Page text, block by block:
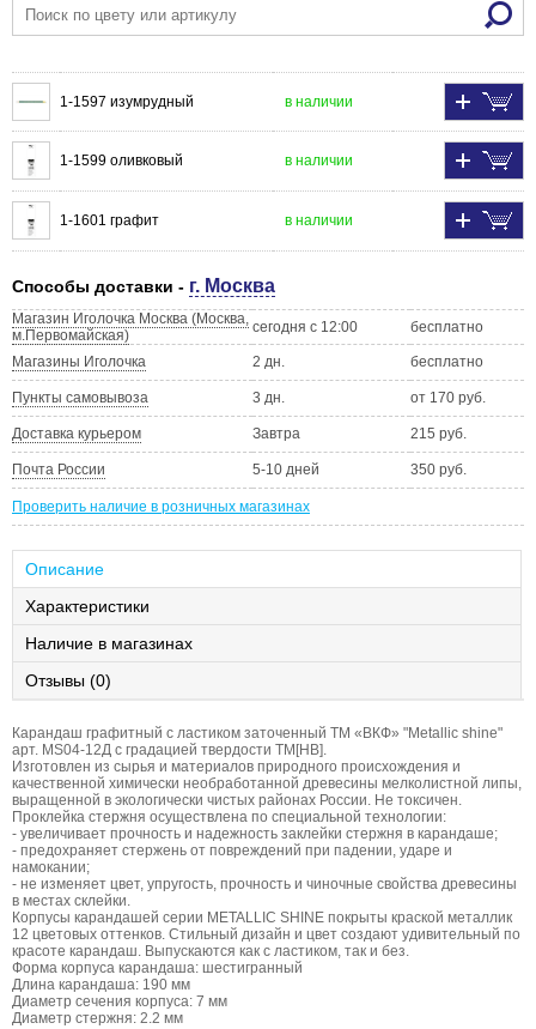
1-1597 изумрудный в наличии
1-1599 оливковый в наличии
1-1601 графит в наличии
Способы доставки - г. Москва
Магазин Иголочка Москва (Москва,
м.Первомайская)
сегодня с 12:00 бесплатно
Магазины Иголочка 2 дн. бесплатно
Пункты самовывоза 3 дн. от 170 руб.
Доставка курьером Завтра 215 руб.
Почта России 5-10 дней 350 руб.
Проверить наличие в розничных магазинах
Описание
Характеристики
Наличие в магазинах
Отзывы (0)
Карандаш графитный с ластиком заточенный ТМ «ВКФ» "Metallic shine"
арт. MS04-12Д с градацией твердости ТМ[НВ].
Изготовлен из сырья и материалов природного происхождения и
качественной химически необработанной древесины мелколистной липы,
выращенной в экологически чистых районах России. Не токсичен.
Проклейка стержня осуществлена по специальной технологии:
- увеличивает прочность и надежность заклейки стержня в карандаше;
- предохраняет стержень от повреждений при падении, ударе и
намокании;
- не изменяет цвет, упругость, прочность и чиночные свойства древесины
в местах склейки.
Корпусы карандашей серии METALLIC SHINE покрыты краской металлик
12 цветовых оттенков. Стильный дизайн и цвет создают удивительный по
красоте карандаш. Выпускаются как с ластиком, так и без.
Форма корпуса карандаша: шестигранный
Длина карандаша: 190 мм
Диаметр сечения корпуса: 7 мм
Диаметр стержня: 2.2 мм